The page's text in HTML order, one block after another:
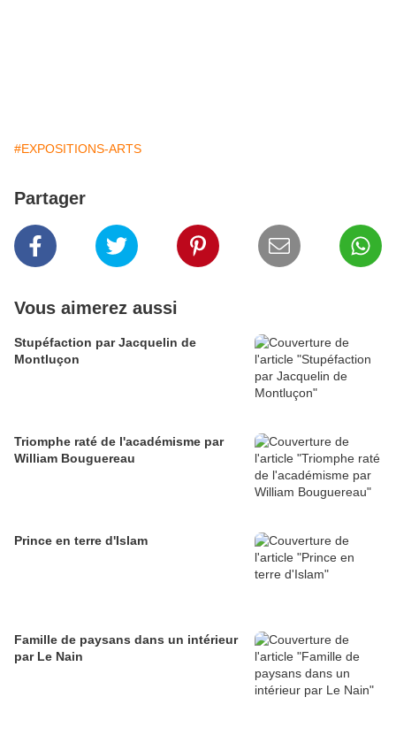
#EXPOSITIONS-ARTS
Partager
Vous aimerez aussi
Stupéfaction par Jacquelin de
Montluçon
Triomphe raté de l'académisme par
William Bouguereau
Prince en terre d'Islam
Famille de paysans dans un intérieur
par Le Nain